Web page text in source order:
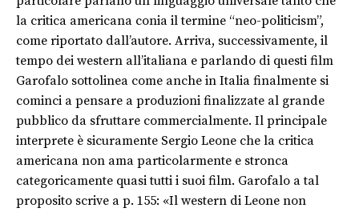
la critica americana conia il termine “neo-politicism”,
come riportato dall’autore. Arriva, successivamente, il
tempo dei western all’italiana e parlando di questi film
Garofalo sottolinea come anche in Italia finalmente si
cominci a pensare a produzioni finalizzate al grande
pubblico da sfruttare commercialmente. Il principale
interprete è sicuramente Sergio Leone che la critica
americana non ama particolarmente e stronca
categoricamente quasi tutti i suoi film. Garofalo a tal
proposito scrive a p. 155: «Il western di Leone non